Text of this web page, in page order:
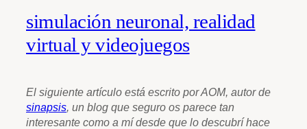
simulación neuronal, realidad
virtual y videojuegos
El siguiente artículo está escrito por AOM, autor de
sinapsis, un blog que seguro os parece tan
interesante como a mí desde que lo descubrí hace